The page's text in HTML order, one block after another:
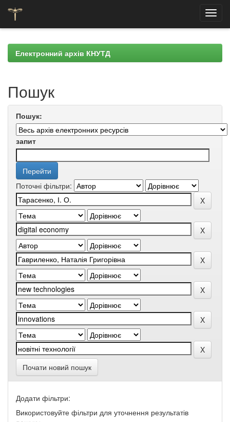
navigationЕлектронний архів КНУТД
Пошук
Пошук:
запит
Поточні фільтри:
Почати новий пошук
Додати фільтри:
Використовуйте фільтри для уточнення результатів